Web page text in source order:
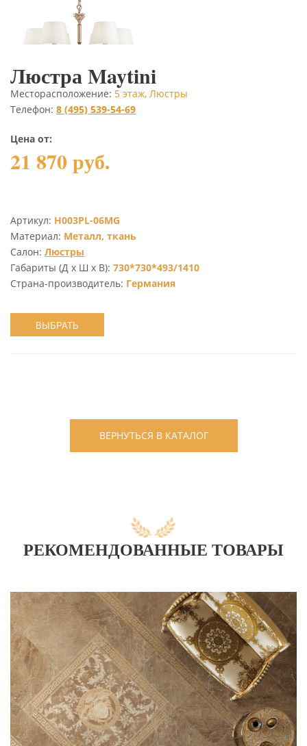
Люстра Maytini
Месторасположение: 5 этаж, Люстры
Телефон: 8 (495) 539-54-69
Цена от:
21 870 руб.
Артикул: H003PL-06MG
Материал: Металл, ткань
Салон: Люстры
Габариты (Д х Ш х В): 730*730*493/1410
Страна-производитель: Германия
ВЫБРАТЬ
ВЕРНУТЬСЯ В КАТАЛОГ
РЕКОМЕНДОВАННЫЕ ТОВАРЫ